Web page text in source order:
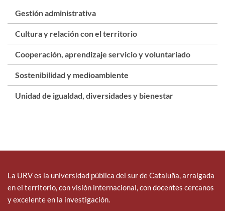
Gestión administrativa
Cultura y relación con el territorio
Cooperación, aprendizaje servicio y voluntariado
Sostenibilidad y medioambiente
Unidad de igualdad, diversidades y bienestar
La URV es la universidad pública del sur de Cataluña, arraigada
en el territorio, con visión internacional, con docentes cercanos
y excelente en la investigación.